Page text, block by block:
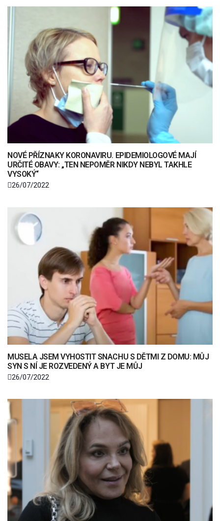
NOVÉ PŘÍZNAKY KORONAVIRU. EPIDEMIOLOGOVÉ MAJÍ
URČITÉ OBAVY: „TEN NEPOMĚR NIKDY NEBYL TAKHLE
VYSOKÝ“
26/07/2022
MUSELA JSEM VYHOSTIT SNACHU S DĚTMI Z DOMU: MŮJ
SYN S NÍ JE ROZVEDENÝ A BYT JE MŮJ
26/07/2022